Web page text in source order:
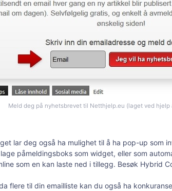
Meld deg på nyhetsbrevet til Netthjelp.eu (laget ved hjelp
lar deg også ha mulighet til å ha pop-up som
påmeldingsboks som widget, eller som
som en kan laste ned i tillegg. Besøk Hybrid
flere til din emailliste kan du også ha